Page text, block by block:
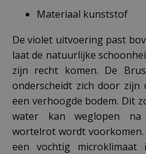
Materiaal kunststof
De violet uitvoering past
laat de natuurlijke
zijn recht komen. De
onderscheidt zich door
een verhoogde bodem. Dit
water kan weglopen
wortelrot wordt
een vochtig